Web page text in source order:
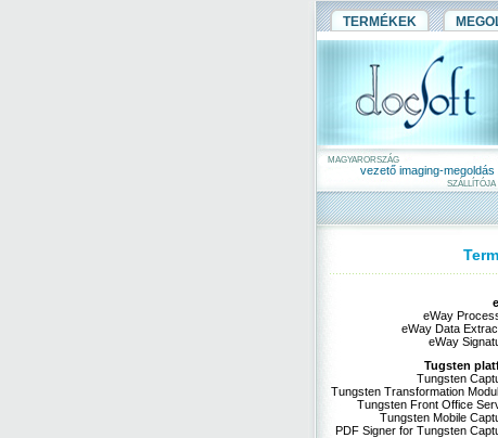
TERMÉKEK
MAGYARORSZÁG
vezető imaging-megoldás
SZÁLLÍTÓJA
eWay
eWay Data
eWay
Tugsten
Tungsten
Tungsten Transformation
Tungsten Front Office
Tungsten Mobile
PDF Signer for Tungsten